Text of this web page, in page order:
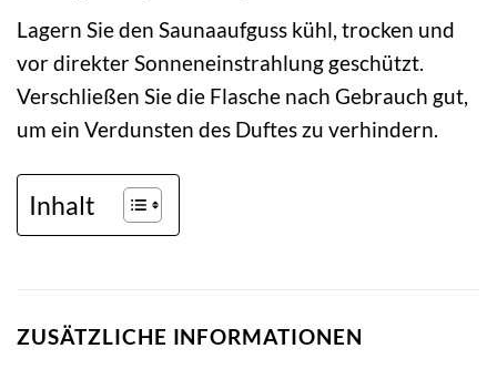
Lagern Sie den Saunaaufguss kühl, trocken und
vor direkter Sonneneinstrahlung geschützt.
Verschließen Sie die Flasche nach Gebrauch gut,
um ein Verdunsten des Duftes zu verhindern.
Inhalt
ZUSÄTZLICHE INFORMATIONEN